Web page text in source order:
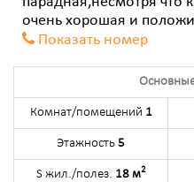
очень хорошая и
Показать номер
Комнат/помещений 1
Этажность 5
S жил./полез. 18 м2